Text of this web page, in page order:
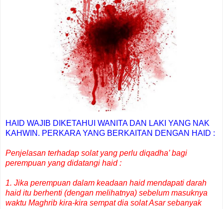
HAID WAJIB DIKETAHUI WANITA DAN LAKI YANG NAK
KAHWIN. PERKARA YANG BERKAITAN DENGAN HAID :
Penjelasan terhadap solat yang perlu diqadha’ bagi
perempuan yang didatangi haid :
1. Jika perempuan dalam keadaan haid mendapati darah
haid itu berhenti (dengan melihatnya) sebelum masuknya
waktu Maghrib kira-kira sempat dia solat Asar sebanyak